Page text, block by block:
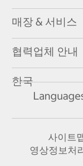
매장 & 서비스
협력업체 안내
한국
사이트
영상정보처